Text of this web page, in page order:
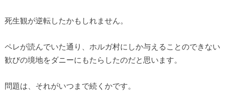
死生観が逆転したかもしれません。
ペレが読んでいた通り、ホルガ村にしか与えることのできない
歓びの境地をダニーにもたらしたのだと思います。
問題は、それがいつまで続くかです。